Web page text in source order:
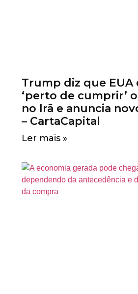
Trump diz que EUA
‘perto de cumprir’
no Irã e anuncia
– CartaCapital
Ler mais »